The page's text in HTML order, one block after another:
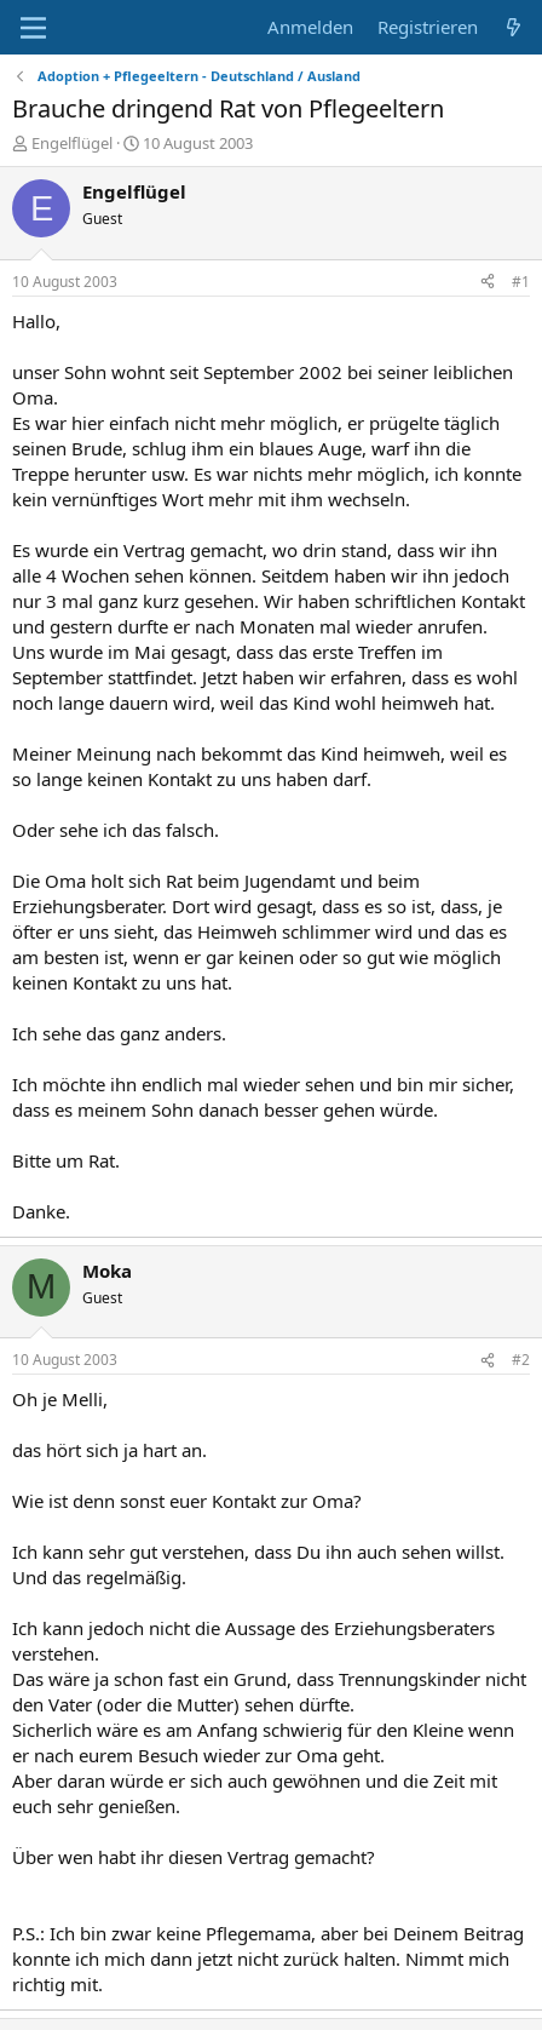
Anmelden Registrieren
Adoption + Pflegeeltern - Deutschland / Ausland
Brauche dringend Rat von Pflegeeltern
E
r
s
e
r
Engelflügel
E
r
s
t
10 August 2003
E Engelflügel
Guest
10 August 2003 #1
Hallo,
unser Sohn wohnt seit September 2002 bei seiner leiblichen
Oma.
Es war hier einfach nicht mehr möglich, er prügelte täglich
seinen Brude, schlug ihm ein blaues Auge, warf ihn die
Treppe herunter usw. Es war nichts mehr möglich, ich konnte
kein vernünftiges Wort mehr mit ihm wechseln.
Es wurde ein Vertrag gemacht, wo drin stand, dass wir ihn
alle 4 Wochen sehen können. Seitdem haben wir ihn jedoch
nur 3 mal ganz kurz gesehen. Wir haben schriftlichen Kontakt
und gestern durfte er nach Monaten mal wieder anrufen.
Uns wurde im Mai gesagt, dass das erste Treffen im
September stattfindet. Jetzt haben wir erfahren, dass es wohl
noch lange dauern wird, weil das Kind wohl heimweh hat.
Meiner Meinung nach bekommt das Kind heimweh, weil es
so lange keinen Kontakt zu uns haben darf.
Oder sehe ich das falsch.
Die Oma holt sich Rat beim Jugendamt und beim
Erziehungsberater. Dort wird gesagt, dass es so ist, dass, je
öfter er uns sieht, das Heimweh schlimmer wird und das es
am besten ist, wenn er gar keinen oder so gut wie möglich
keinen Kontakt zu uns hat.
Ich sehe das ganz anders.
Ich möchte ihn endlich mal wieder sehen und bin mir sicher,
dass es meinem Sohn danach besser gehen würde.
Bitte um Rat.
Danke.
M Moka
Guest
10 August 2003 #2
Oh je Melli,
das hört sich ja hart an.
Wie ist denn sonst euer Kontakt zur Oma?
Ich kann sehr gut verstehen, dass Du ihn auch sehen willst.
Und das regelmäßig.
Ich kann jedoch nicht die Aussage des Erziehungsberaters
verstehen.
Das wäre ja schon fast ein Grund, dass Trennungskinder nicht
den Vater (oder die Mutter) sehen dürfte.
Sicherlich wäre es am Anfang schwierig für den Kleine wenn
er nach eurem Besuch wieder zur Oma geht.
Aber daran würde er sich auch gewöhnen und die Zeit mit
euch sehr genießen.
Über wen habt ihr diesen Vertrag gemacht?
P.S.: Ich bin zwar keine Pflegemama, aber bei Deinem Beitrag
konnte ich mich dann jetzt nicht zurück halten. Nimmt mich
richtig mit.